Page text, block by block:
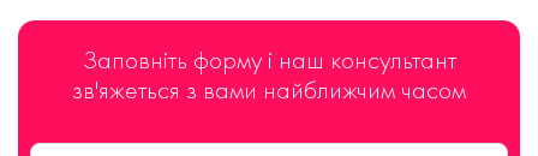
Заповніть форму і наш консультант
зв'яжеться з вами найближчим часом